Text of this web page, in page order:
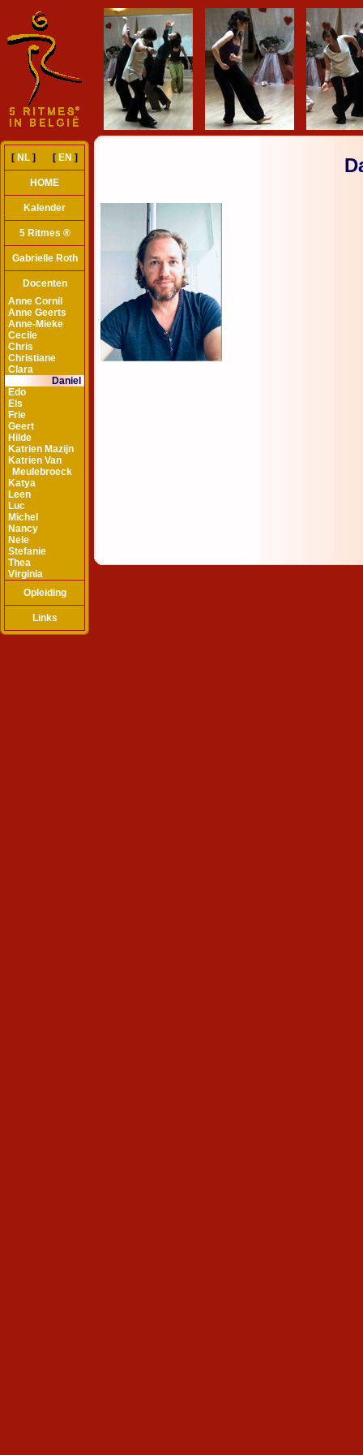
[ NL ] [ EN ]
HOME
Kalender
5 Ritmes ®
Gabrielle Roth
Docenten
Anne Cornil
Anne Geerts
Anne-Mieke
Cecile
Chris
Christiane
Clara
Daniel
Edo
Els
Frie
Geert
Hilde
Katrien Mazijn
Katrien Van
Meulebroeck
Katya
Leen
Luc
Michel
Nancy
Nele
Stefanie
Thea
Virginia
Opleiding
Links